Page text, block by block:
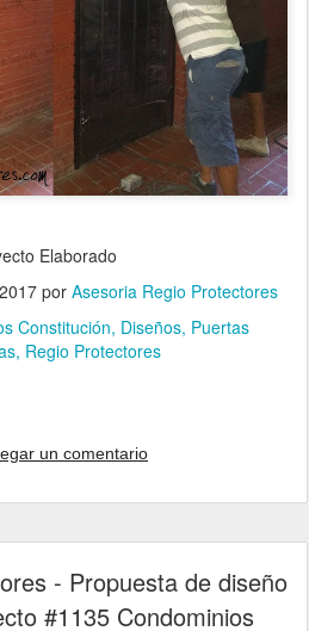
Elaborado
por Asesoria Regio Protectores
Constitución Diseños Puertas
Regio Protectores
un comentario
- Propuesta de diseño
#1135 Condominios